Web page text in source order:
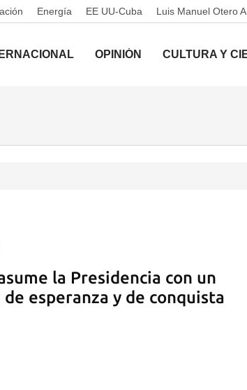
Energía EE UU-Cuba Luis Manuel Otero
OPINIÓN CULTURA Y
la Presidencia con un
de esperanza y de conquista